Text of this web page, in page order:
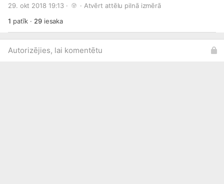
29. okt 2018 19:13 · · Atvērt attēlu pilnā izmērā
1 patīk · 29iesaka
Autorizējies, lai komentētu